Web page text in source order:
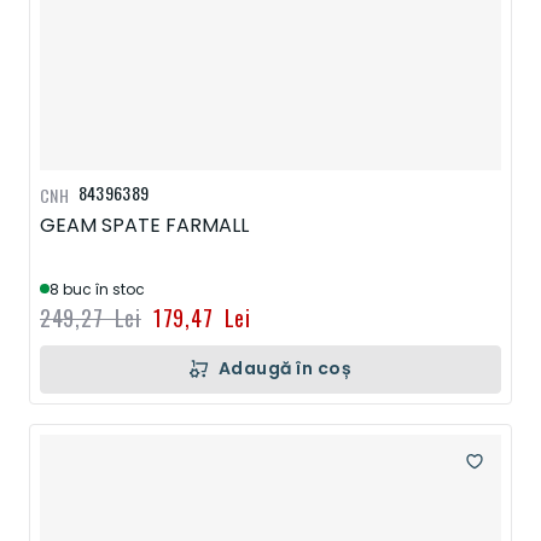
84396389
GEAM SPATE FARMALL
8 buc în stoc
179,47 Lei
249,27 Lei
CNH
Adaugă în coș